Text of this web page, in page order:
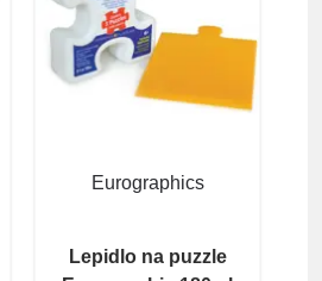
Eurographics
Lepidlo na puzzle